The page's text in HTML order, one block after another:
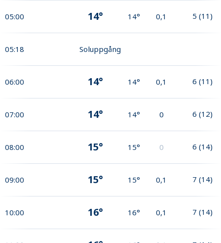
05:00 14° 14° 0,1 5 (11)
05:18 Soluppgång
06:00 14° 14° 0,1 6 (11)
07:00 14° 14° 0 6 (12)
08:00 15° 15° 0 6 (14)
09:00 15° 15° 0,1 7 (14)
10:00 16° 16° 0,1 7 (14)